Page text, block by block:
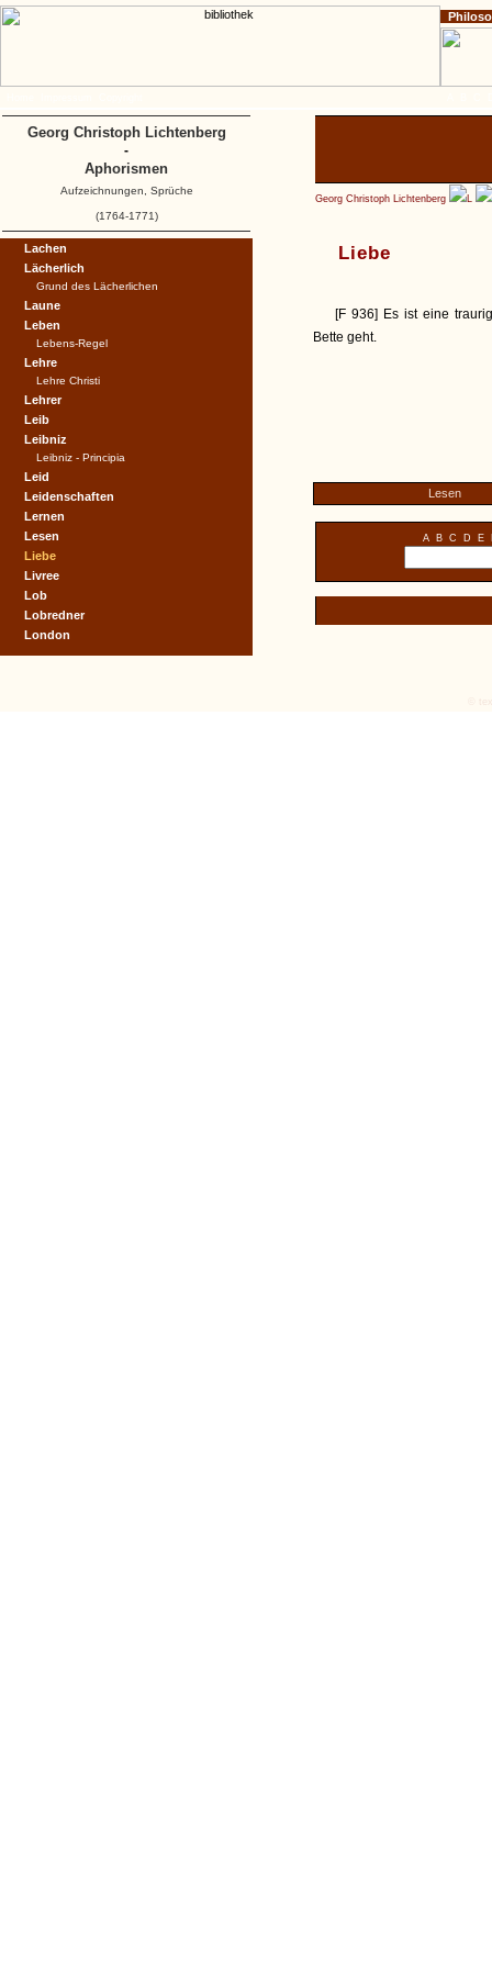
Georg Christoph Lichtenberg L
Liebe
[F 936] Es ist eine
Bette geht.
Lesen
A B C D E
Lachen
Lächerlich
Grund des Lächerlichen
Laune
Leben
Lebens-Regel
Lehre
Lehre Christi
Lehrer
Leib
Leibniz
Leibniz - Principia
Leid
Leidenschaften
Lernen
Lesen
Liebe
Livree
Lob
Lobredner
London
Georg Christoph Lichtenberg
-
Aphorismen
Aufzeichnungen, Sprüche
(1764-1771)